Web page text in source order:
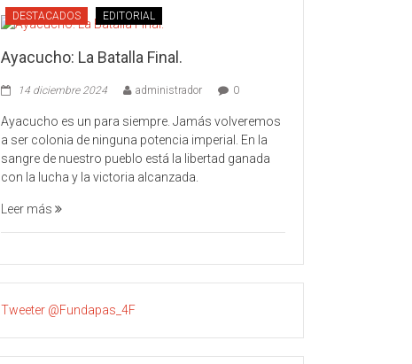
DESTACADOS EDITORIAL
Ayacucho: La Batalla Final.
14 diciembre 2024 administrador 0
Ayacucho es un para siempre. Jamás volveremos
a ser colonia de ninguna potencia imperial. En la
sangre de nuestro pueblo está la libertad ganada
con la lucha y la victoria alcanzada.
Leer más
Tweeter @Fundapas_4F